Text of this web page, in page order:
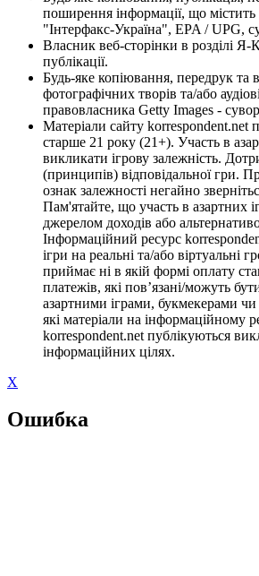
поширення інформації, що
"Інтерфакс-Україна", EPA / UPG,
Власник веб-сторінки в розділі Я-
публікації.
Будь-яке копіювання, передрук та
фотографічних творів та/або
правовласника Getty Images -
Матеріали сайту korrespondent.net
старше 21 року (21+). Участь в
викликати ігрову залежність.
(принципів) відповідальної гри.
ознак залежності негайно
Пам'ятайте, що участь в азартних
джерелом доходів або
Інформаційний ресурс
ігри на реальні та/або віртуальні
приймає ні в якій формі оплату
платежів, які пов’язані/можуть
азартними іграми, букмекерами чи
які матеріали на інформаційному
korrespondent.net публікуються
інформаційних цілях.
X
Ошибка